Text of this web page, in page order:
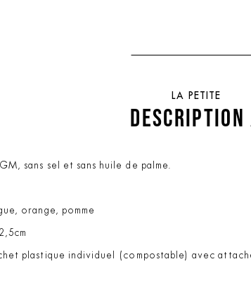
LA PETITE
sans sel et sans huile de palme.
orange, pomme
plastique individuel (compostable) avec